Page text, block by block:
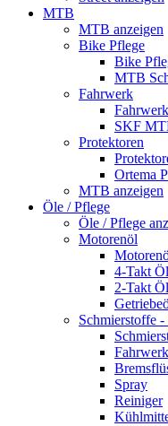
MTB
MTB anzeigen
Bike Pflege
Bike
MTB
Fahrwerk
SKF
Protektoren
Ortema
MTB anzeigen
Öle / Pflege
Öle / Pflege
Motorenöl
4-Takt Öl
2-Takt Öl
Schmierstoffe
Spray
Reiniger